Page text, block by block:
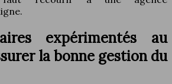
expérimentés au
la bonne gestion du